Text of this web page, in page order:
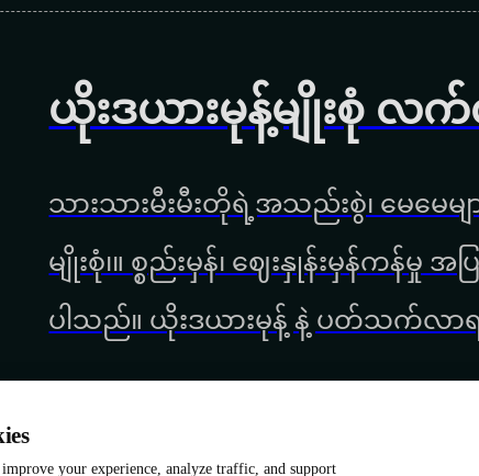
ယိုးဒယားမုန့်မျိုးစုံ
သားသားမီးမီးတိုရဲ့အသည်းစွဲ၊ မေမေမ
မျိုးစုံ၊။ စ္စည်းမှန်၊ ‌ဈေးနှုန်းမှန်ကန်
ပါသည်။ ယိုးဒယားမုန့် နဲ့ ပတ်သက်လာ
improve your experience, analyze traffic, and support